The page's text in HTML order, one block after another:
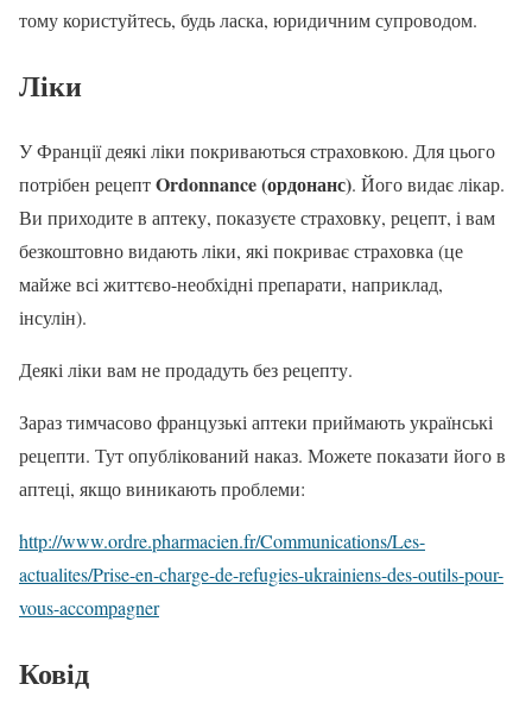
тому користуйтесь, будь ласка, юридичним супроводом.
Ліки
У Франції деякі ліки покриваються страховкою. Для цього
потрібен рецептOrdonnance (ордонанс). Його видає лікар.
Ви приходите в аптеку, показуєте страховку, рецепт, і вам
безкоштовно видають ліки, які покриває страховка (це
майже всі життєво-необхідні препарати, наприклад,
інсулін).
Деякі ліки вам не продадуть без рецепту.
Зараз тимчасово французькі аптеки приймають українські
рецепти. Тут опублікований наказ. Можете показати його в
аптеці, якщо виникають проблеми:
http://www.ordre.pharmacien.fr/Communications/Les-
actualites/Prise-en-charge-de-refugies-ukrainiens-des-outils-pour-
vous-accompagner
Ковід